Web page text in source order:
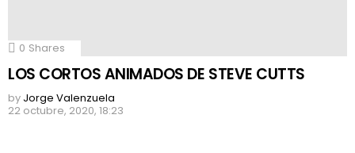
0 Shares
LOS CORTOS ANIMADOS DE STEVE CUTTS
by Jorge Valenzuela
22 octubre, 2020, 18:23